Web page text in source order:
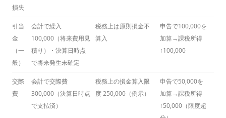
損失
引当
金
（一
般）
会計で繰入
100,000（将来費用見
積り）・決算日時点
で将来発生未確定
税務上は原則損金不
算入
申告で100,000を
加算→課税所得
↑100,000
交際
費
会計で交際費
300,000（決算日時点
で支払済）
税務上の損金算入限
度 250,000（例示）
申告で50,000を
加算→課税所得
↑50,000（限度超